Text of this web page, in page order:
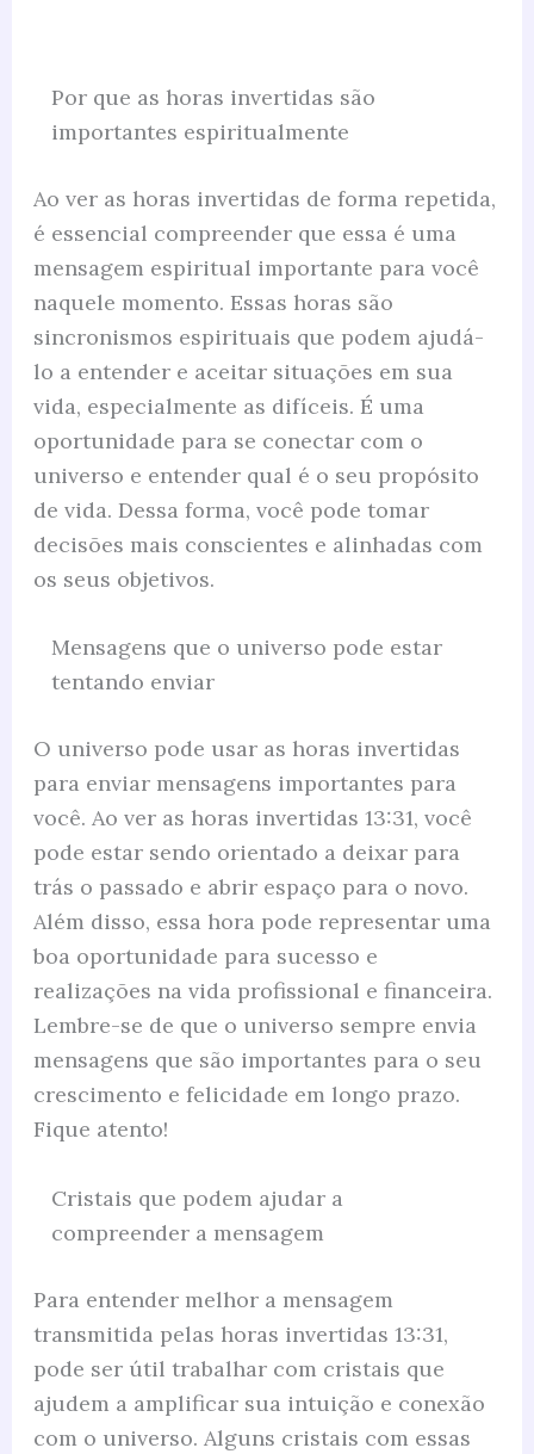
Por que as horas invertidas são
importantes espiritualmente
Ao ver as horas invertidas de forma repetida,
é essencial compreender que essa é uma
mensagem espiritual importante para você
naquele momento. Essas horas são
sincronismos espirituais que podem ajudá-
lo a entender e aceitar situações em sua
vida, especialmente as difíceis. É uma
oportunidade para se conectar com o
universo e entender qual é o seu propósito
de vida. Dessa forma, você pode tomar
decisões mais conscientes e alinhadas com
os seus objetivos.
Mensagens que o universo pode estar
tentando enviar
O universo pode usar as horas invertidas
para enviar mensagens importantes para
você. Ao ver as horas invertidas 13:31, você
pode estar sendo orientado a deixar para
trás o passado e abrir espaço para o novo.
Além disso, essa hora pode representar uma
boa oportunidade para sucesso e
realizações na vida profissional e financeira.
Lembre-se de que o universo sempre envia
mensagens que são importantes para o seu
crescimento e felicidade em longo prazo.
Fique atento!
Cristais que podem ajudar a
compreender a mensagem
Para entender melhor a mensagem
transmitida pelas horas invertidas 13:31,
pode ser útil trabalhar com cristais que
ajudem a amplificar sua intuição e conexão
com o universo. Alguns cristais com essas